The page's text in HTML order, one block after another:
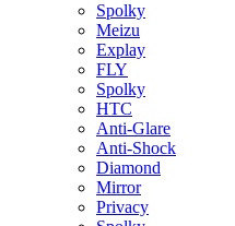
Spolky
Meizu
Explay
FLY
Spolky
HTC
Anti-Glare
Anti-Shock
Diamond
Mirror
Privacy